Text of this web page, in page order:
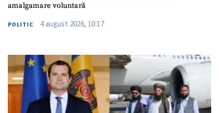
amalgamare voluntară
POLITIC 4 august 2026, 10:17